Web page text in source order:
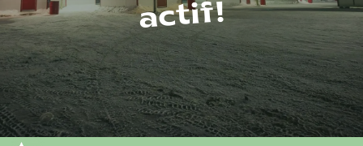
actif!